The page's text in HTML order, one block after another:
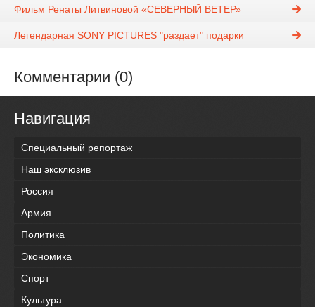
Фильм Ренаты Литвиновой «СЕВЕРНЫЙ ВЕТЕР»
Легендарная SONY PICTURES "раздает" подарки
Комментарии (0)
Навигация
Специальный репортаж
Наш эксклюзив
Россия
Армия
Политика
Экономика
Спорт
Культура